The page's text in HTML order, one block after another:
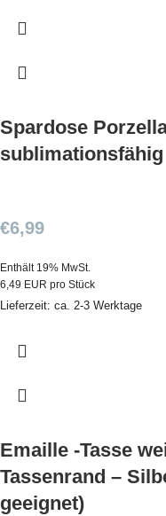
Spardose
sublimationsfähig
€6,99
Enthält 19% MwSt.
6,49 EUR pro Stück
Lieferzeit: ca. 2-3 Werktage
Emaille -Tasse
Tassenrand –
geeignet)